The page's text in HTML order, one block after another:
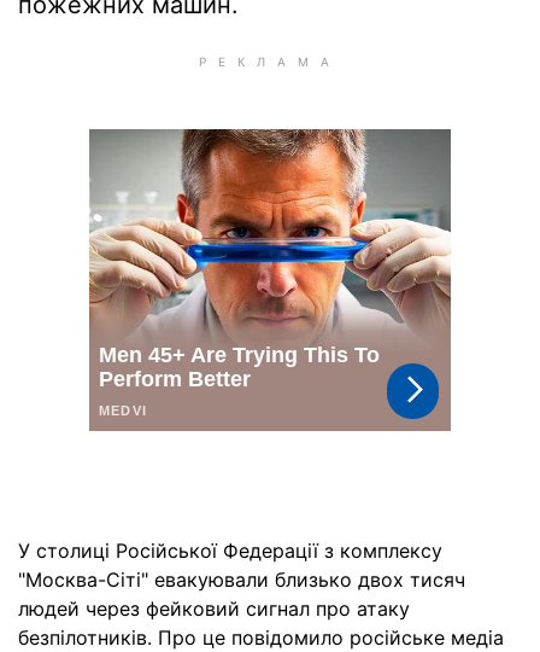
У столиці Російської Федерації з комплексу
"Москва-Сіті" евакуювали близько двох тисяч
людей через фейковий сигнал про атаку
безпілотників. Про це повідомило російське медіа